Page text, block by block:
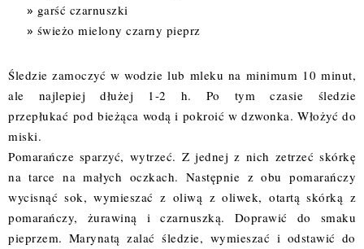
garść czarnuszki
świeżo mielony czarny pieprz
Śledzie zamoczyć w wodzie lub mleku na minimum 10 minut,
ale najlepiej dłużej 1-2 h. Po tym czasie śledzie
przepłukać pod bieżąca wodą i pokroić w dzwonka. Włożyć do
miski.
Pomarańcze sparzyć, wytrzeć. Z jednej z nich zetrzeć skórkę
na tarce na małych oczkach. Następnie z obu pomarańczy
wycisnąć sok, wymieszać z oliwą z oliwek, otartą skórką z
pomarańczy, żurawiną i czarnuszką. Doprawić do smaku
pieprzem. Marynatą zalać śledzie, wymieszać i odstawić do